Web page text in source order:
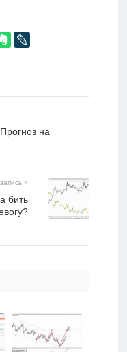
на
»
бить